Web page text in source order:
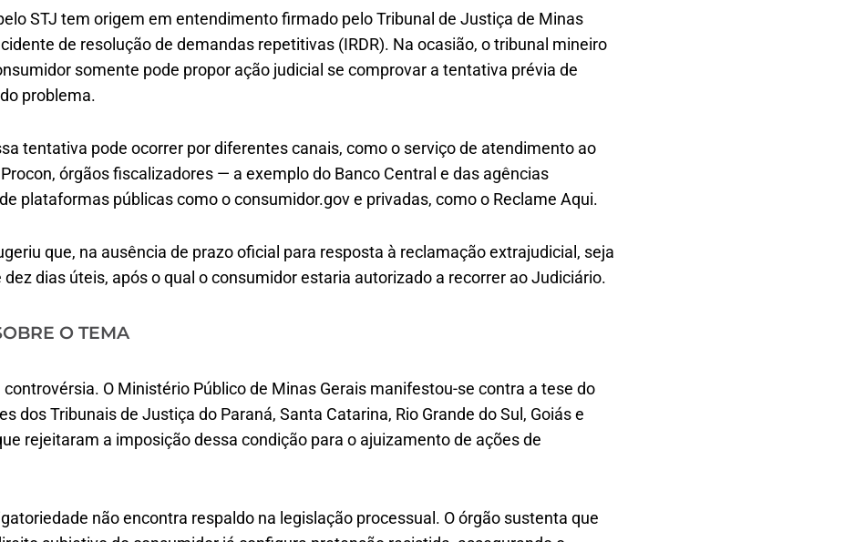
STJ tem origem em entendimento firmado pelo Tribunal de Justiça de Minas
de resolução de demandas repetitivas (IRDR). Na ocasião, o tribunal mineiro
somente pode propor ação judicial se comprovar a tentativa prévia de
problema.
tentativa pode ocorrer por diferentes canais, como o serviço de atendimento ao
órgãos fiscalizadores — a exemplo do Banco Central e das agências
plataformas públicas como o consumidor.gov e privadas, como o Reclame Aqui.
que, na ausência de prazo oficial para resposta à reclamação extrajudicial, seja
dias úteis, após o qual o consumidor estaria autorizado a recorrer ao Judiciário.
O TEMA
O Ministério Público de Minas Gerais manifestou-se contra a tese do
dos Tribunais de Justiça do Paraná, Santa Catarina, Rio Grande do Sul, Goiás e
rejeitaram a imposição dessa condição para o ajuizamento de ações de
não encontra respaldo na legislação processual. O órgão sustenta que